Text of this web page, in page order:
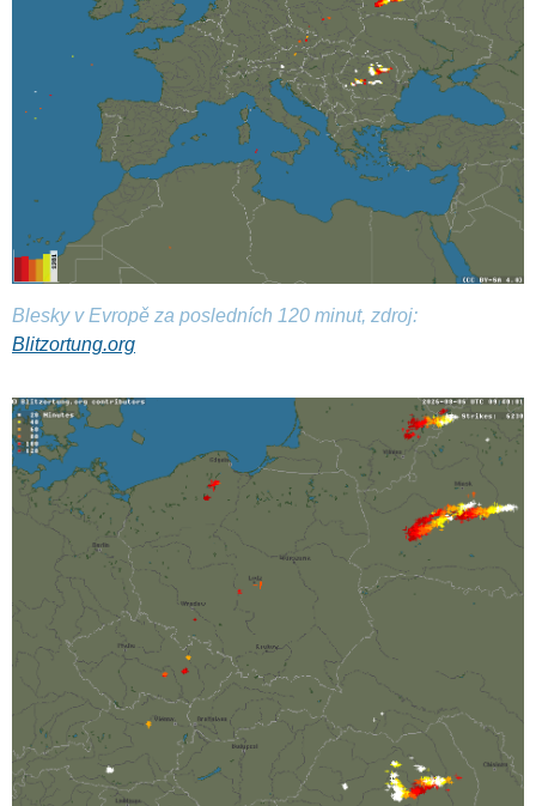
Blesky v Evropě za posledních 120 minut, zdroj:
Blitzortung.org